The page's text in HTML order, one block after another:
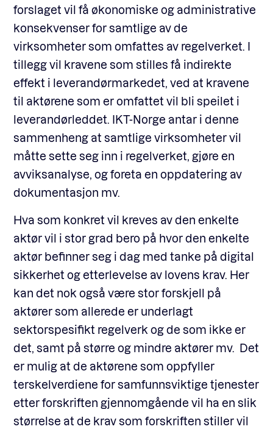
forslaget vil få økonomiske og administrative
konsekvenser for samtlige av de
virksomheter som omfattes av regelverket. I
tillegg vil kravene som stilles få indirekte
effekt i leverandørmarkedet, ved at kravene
til aktørene som er omfattet vil bli speilet i
leverandørleddet. IKT-Norge antar i denne
sammenheng at samtlige virksomheter vil
måtte sette seg inn i regelverket, gjøre en
avviksanalyse, og foreta en oppdatering av
dokumentasjon mv.
Hva som konkret vil kreves av den enkelte
aktør vil i stor grad bero på hvor den enkelte
aktør befinner seg i dag med tanke på digital
sikkerhet og etterlevelse av lovens krav. Her
kan det nok også være stor forskjell på
aktører som allerede er underlagt
sektorspesifikt regelverk og de som ikke er
det, samt på større og mindre aktører mv. Det
er mulig at de aktørene som oppfyller
terskelverdiene for samfunnsviktige tjenester
etter forskriften gjennomgående vil ha en slik
størrelse at de krav som forskriften stiller vil